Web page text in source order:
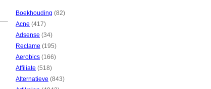
Boekhouding (82)
Acne (417)
Adsense (34)
Reclame (195)
Aerobics (166)
Affiliate (518)
Alternatieve (843)